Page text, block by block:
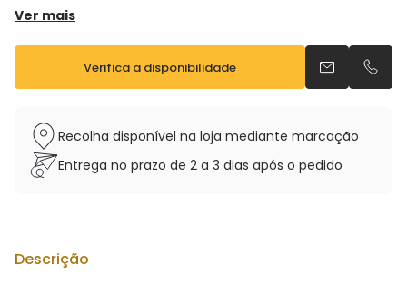
Tampons cuir, résonateur plastique.
Ver mais
Verifica a disponibilidade Envia um e-
Recolha disponível na loja mediante marcação
Entrega no prazo de 2 a 3 dias após o pedido
Descrição